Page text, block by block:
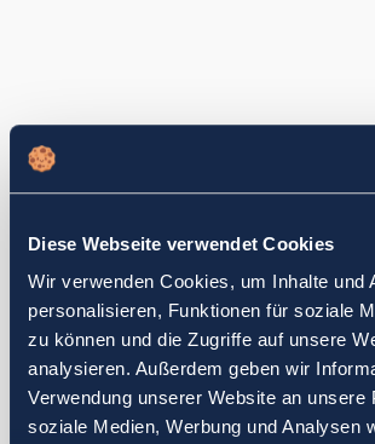
Diese Webseite verwendet Cookies
Wir verwenden Cookies, um Inhalte und
personalisieren, Funktionen für soziale
zu können und die Zugriffe auf unsere
analysieren. Außerdem geben wir
Verwendung unserer Website an unsere
soziale Medien, Werbung und Analysen